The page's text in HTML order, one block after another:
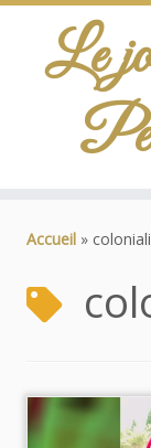
Le
Accueil »